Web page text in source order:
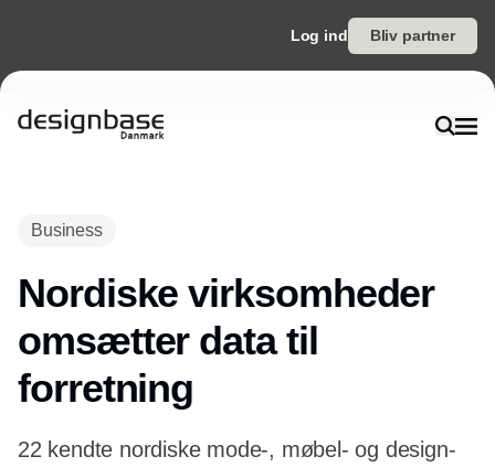
Log ind Bliv partner
Business
Nordiske virksomheder
omsætter data til
forretning
22 kendte nordiske mode-, møbel- og design-